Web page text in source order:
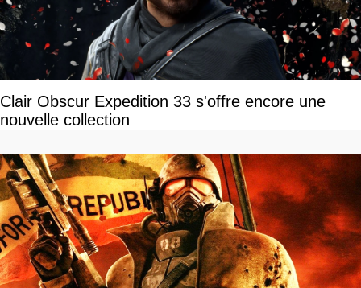
Clair Obscur Expedition 33 s'offre encore une
nouvelle collection